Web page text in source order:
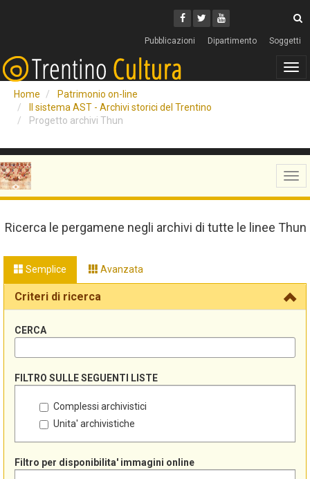
Facebook
Twitter
Youtube
Pubblicazioni Dipartimento Soggetti
Home
Patrimonio on-line
Il sistema AST - Archivi storici del Trentino
Progetto archivi Thun
Ricerca le pergamene negli archivi di tutte le linee Thun
Semplice Avanzata
Criteri di ricerca
CERCA
FILTRO SULLE SEGUENTI LISTE
Complessi archivistici
Unita' archivistiche
Filtro per disponibilita' immagini online